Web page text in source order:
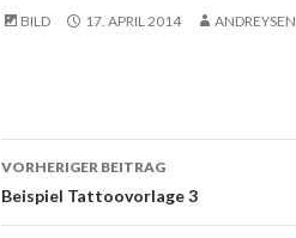
BILD 17. APRIL 2014 ANDREYSEN
Beitrags-
Navigation
VORHERIGER BEITRAG
Beispiel Tattoovorlage 3